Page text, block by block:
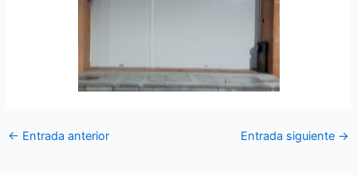
← Entrada anterior Entrada siguiente →